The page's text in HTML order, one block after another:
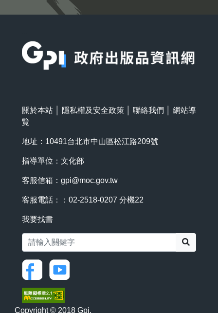
關於本站 隱私權及安全政策 聯絡我們
網站導
覽
地址：10491台北市中山區松江路209號
指導單位：文化部
客服信箱： gpi@moc.gov.tw
客服電話：：02-2518-0207 分機22
我要找書
Copyright © 2018 Gpi.